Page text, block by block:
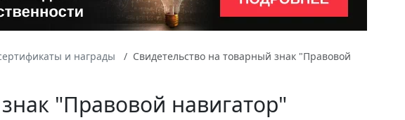
и награды
Свидетельство на товарный знак "Правовой
"Правовой навигатор"